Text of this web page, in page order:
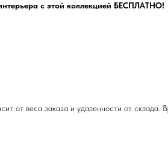
с этой коллекцией БЕСПЛАТНО!
от веса заказа и удаленности от склада.